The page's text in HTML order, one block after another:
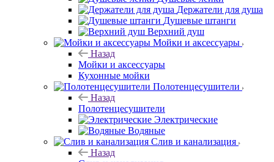
Держатели для душа
Душевые штанги
Верхний душ
Мойки и аксессуары
Назад
Мойки и аксессуары
Кухонные мойки
Полотенцесушители
Назад
Полотенцесушители
Электрические
Водяные
Слив и канализация
Назад